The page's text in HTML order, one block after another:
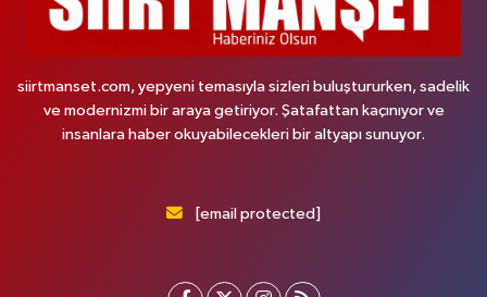
siirtmanset.com, yepyeni temasıyla sizleri buluştururken, sadelik
ve modernizmi bir araya getiriyor. Şatafattan kaçınıyor ve
insanlara haber okuyabilecekleri bir altyapı sunuyor.
[email protected]